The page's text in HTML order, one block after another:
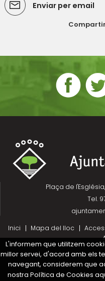
Enviar per email
Compartir
Plaça de
Tel.
Inici
Mapa del lloc
Projecte
L'informem que utilitzem
millor servei, d'acord amb els
navegant, considerem que
nostra Política de Cookies